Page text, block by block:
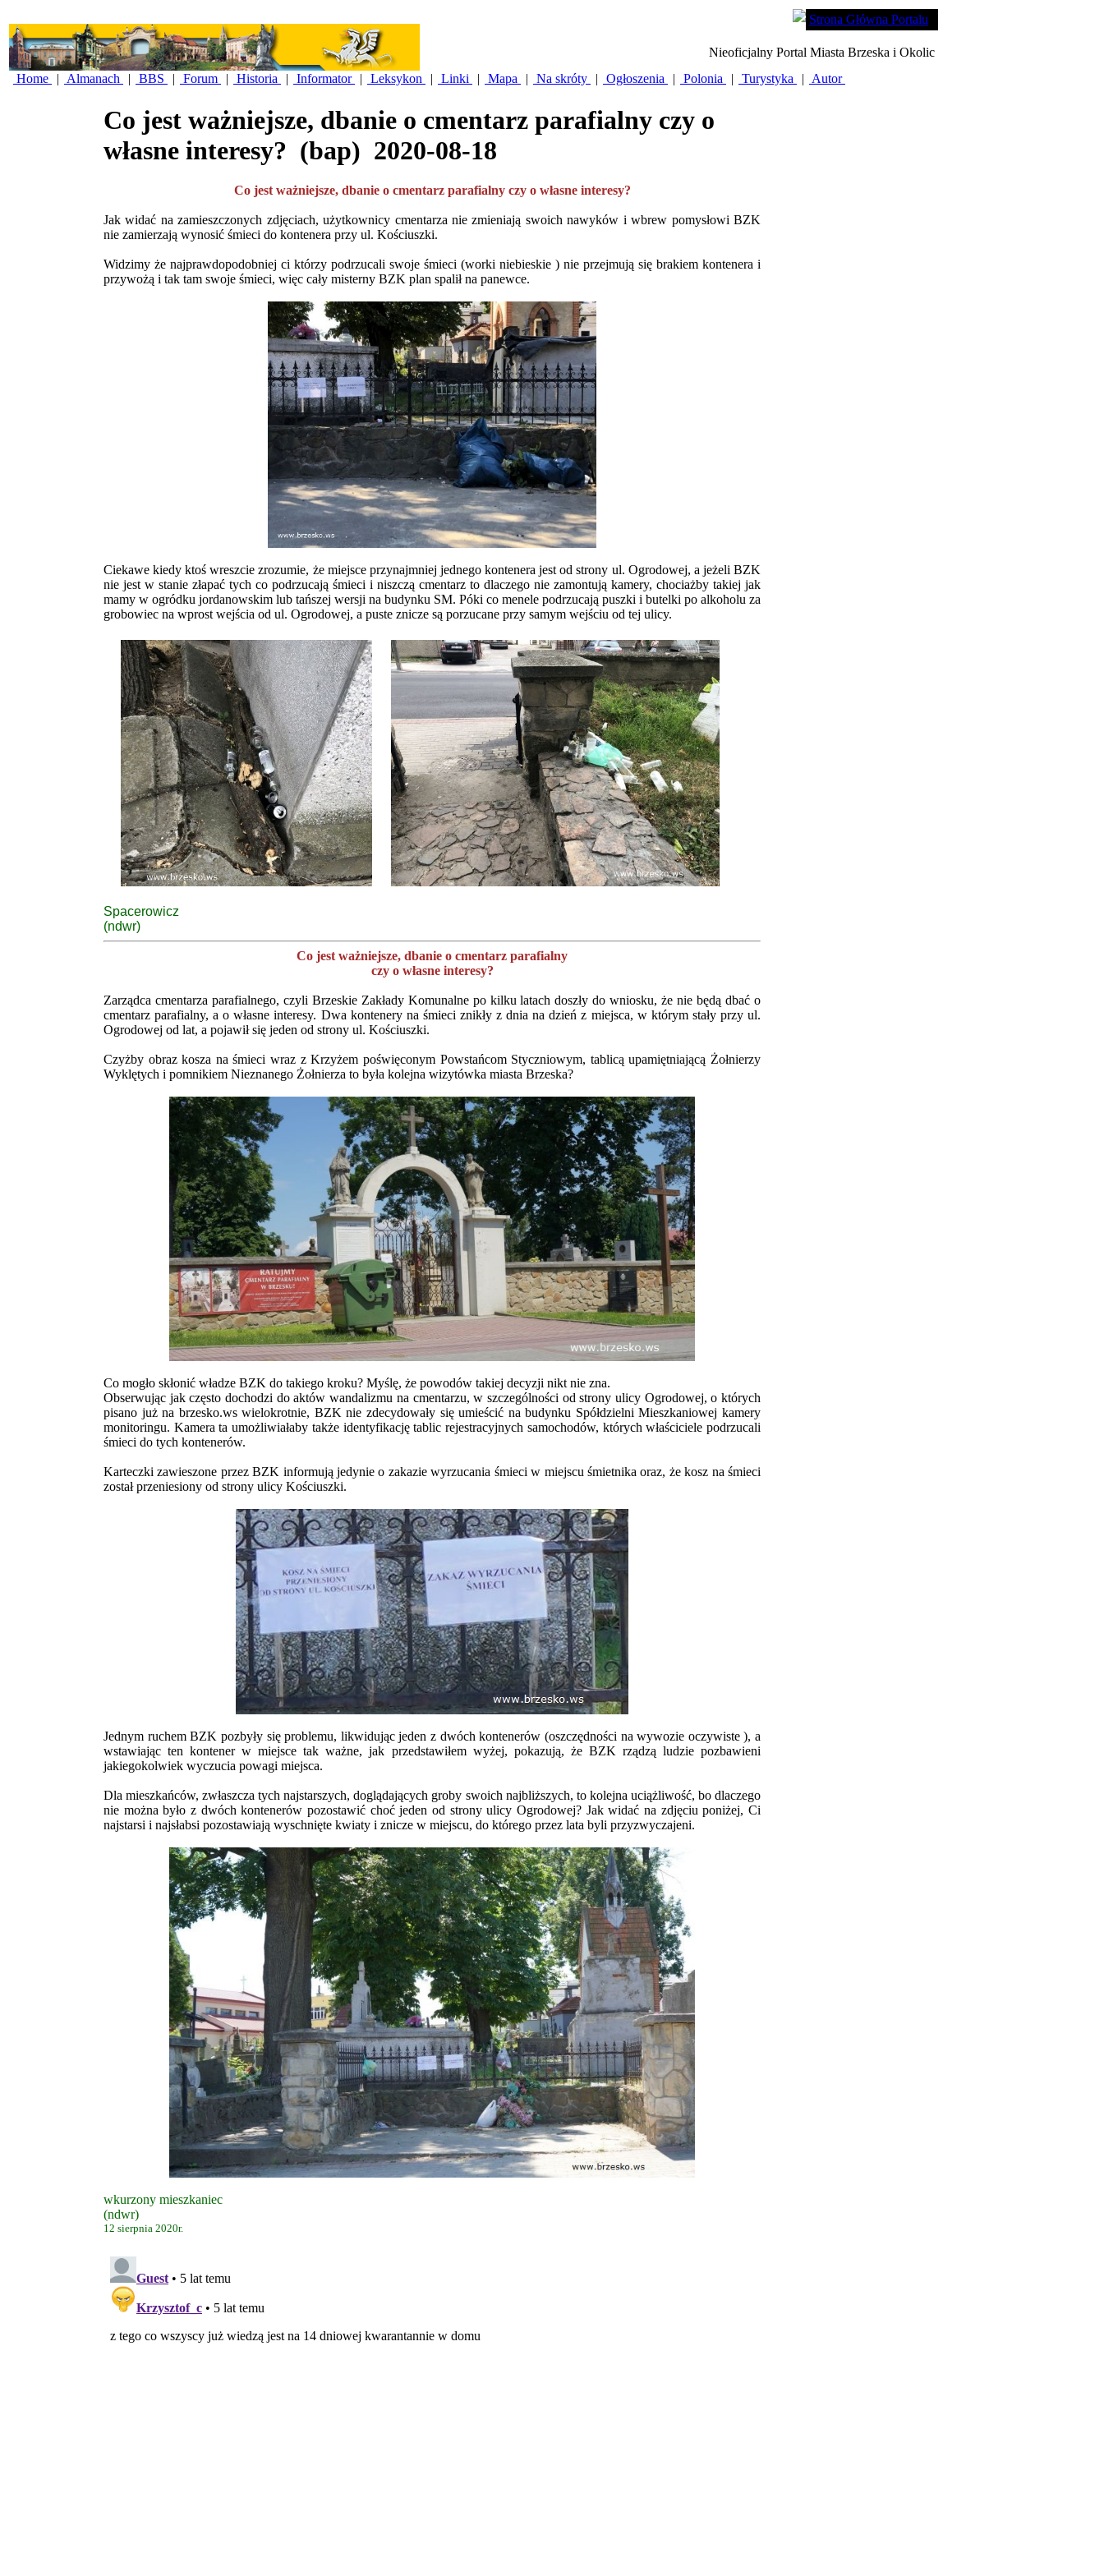
Strona Główna Portalu
Nieoficjalny Portal Miasta Brzeska i Okolic
Home
| Almanach | BBS | Forum | Historia | Informator | Leksykon | Linki | Mapa | Na skróty | Ogłoszenia | Polonia | Turystyka | Autor
Co jest ważniejsze, dbanie o cmentarz parafialny czy o
własne interesy? (bap) 2020-08-18
Co jest ważniejsze, dbanie o cmentarz parafialny czy o własne interesy?
Jak widać na zamieszczonych zdjęciach, użytkownicy cmentarza nie zmieniają swoich nawyków i wbrew pomysłowi BZK
nie zamierzają wynosić śmieci do kontenera przy ul. Kościuszki.
Widzimy że najprawdopodobniej ci którzy podrzucali swoje śmieci (worki niebieskie ) nie przejmują się brakiem kontenera i
przywożą i tak tam swoje śmieci, więc cały misterny BZK plan spalił na panewce.
Ciekawe kiedy ktoś wreszcie zrozumie, że miejsce przynajmniej jednego kontenera jest od strony ul. Ogrodowej, a jeżeli BZK
nie jest w stanie złapać tych co podrzucają śmieci i niszczą cmentarz to dlaczego nie zamontują kamery, chociażby takiej jak
mamy w ogródku jordanowskim lub tańszej wersji na budynku SM. Póki co menele podrzucają puszki i butelki po alkoholu za
grobowiec na wprost wejścia od ul. Ogrodowej, a puste znicze są porzucane przy samym wejściu od tej ulicy.
Spacerowicz
(ndwr)
Co jest ważniejsze, dbanie o cmentarz parafialny
czy o własne interesy?
Zarządca cmentarza parafialnego, czyli Brzeskie Zakłady Komunalne po kilku latach doszły do wniosku, że nie będą dbać o
cmentarz parafialny, a o własne interesy. Dwa kontenery na śmieci znikły z dnia na dzień z miejsca, w którym stały przy ul.
Ogrodowej od lat, a pojawił się jeden od strony ul. Kościuszki.
Czyżby obraz kosza na śmieci wraz z Krzyżem poświęconym Powstańcom Styczniowym, tablicą upamiętniającą Żołnierzy
Wyklętych i pomnikiem Nieznanego Żołnierza to była kolejna wizytówka miasta Brzeska?
Co mogło skłonić władze BZK do takiego kroku? Myślę, że powodów takiej decyzji nikt nie zna.
Obserwując jak często dochodzi do aktów wandalizmu na cmentarzu, w szczególności od strony ulicy Ogrodowej, o których
pisano już na brzesko.ws wielokrotnie, BZK nie zdecydowały się umieścić na budynku Spółdzielni Mieszkaniowej kamery
monitoringu. Kamera ta umożliwiałaby także identyfikację tablic rejestracyjnych samochodów, których właściciele podrzucali
śmieci do tych kontenerów.
Karteczki zawieszone przez BZK informują jedynie o zakazie wyrzucania śmieci w miejscu śmietnika oraz, że kosz na śmieci
został przeniesiony od strony ulicy Kościuszki.
Jednym ruchem BZK pozbyły się problemu, likwidując jeden z dwóch kontenerów (oszczędności na wywozie oczywiste ), a
wstawiając ten kontener w miejsce tak ważne, jak przedstawiłem wyżej, pokazują, że BZK rządzą ludzie pozbawieni
jakiegokolwiek wyczucia powagi miejsca.
Dla mieszkańców, zwłaszcza tych najstarszych, doglądających groby swoich najbliższych, to kolejna uciążliwość, bo dlaczego
nie można było z dwóch kontenerów pozostawić choć jeden od strony ulicy Ogrodowej? Jak widać na zdjęciu poniżej, Ci
najstarsi i najsłabsi pozostawiają wyschnięte kwiaty i znicze w miejscu, do którego przez lata byli przyzwyczajeni.
wkurzony mieszkaniec
(ndwr)
12 sierpnia 2020r.